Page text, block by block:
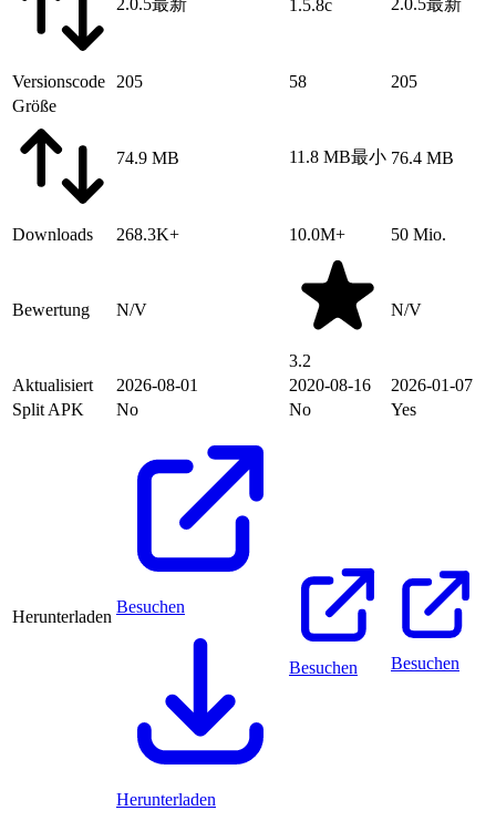
2.0.5最新 1.5.8c 2.0.5最新
Versionscode 205 58
205
Größe
74.9 MB 11.8 MB最小 76.4 MB
Downloads 268.3K+ 10.0M+ 50 Mio.
Bewertung N/V
3.2
N/V
Aktualisiert 2026-08-01 2020-08-16
2026-01-07
Split APK
No No Yes
Herunterladen
Besuchen
Herunterladen
Besuchen Besuchen